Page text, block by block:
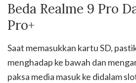
Beda Realme 9 Pro
Pro+
Saat memasukkan kartu SD,
menghadap ke bawah dan
paksa media masuk ke didalam